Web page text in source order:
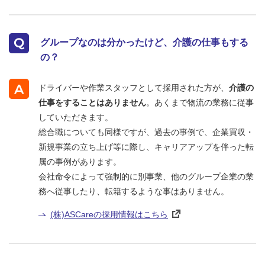
グループなのは分かったけど、介護の仕事もする
の？
ドライバーや作業スタッフとして採用された方が、 介護の
仕事をすることはありません。あくまで物流の業務に従事
していただきます。
総合職についても同様ですが、過去の事例で、企業買収・
新規事業の立ち上げ等に際し、キャリアアップを伴った転
属の事例があります。
会社命令によって強制的に別事業、他のグループ企業の業
務へ従事したり、転籍するような事はありません。
(株)ASCareの採用情報はこちら